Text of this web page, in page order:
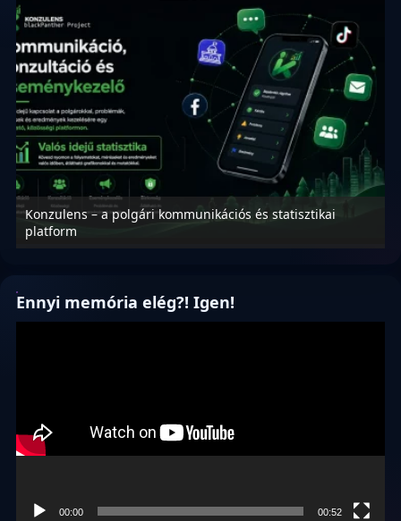
Konzulens – a polgári kommunikációs és statisztikai
platform
Ennyi memória elég?! Igen!
00:00 00:52